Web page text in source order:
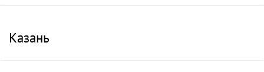
Казань